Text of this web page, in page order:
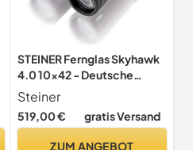
STEINER Fernglas Skyhawk
4.0 10x42 - Deutsche
Marken-Qualität, 10 Jahre
Garantie, für Erwachsene,
10-Fach Zoom, hochwertig
Steiner
519,00 € gratis Versand
ZUM ANGEBOT